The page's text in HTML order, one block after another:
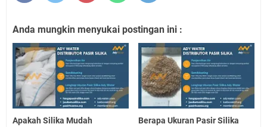
Anda mungkin menyukai postingan ini :
Apakah Silika Mudah
Berapa Ukuran Pasir Silika